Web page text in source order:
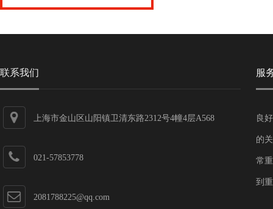
联系我们
上海市金山区山阳镇卫清东路2312号4幢4层A568
021-57853778
2081788225@qq.com
服
良
的
常
到